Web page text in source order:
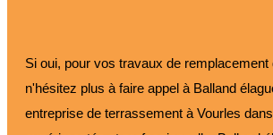
Si oui, pour vos travaux de remplacement
n'hésitez plus à faire appel à Balland
entreprise de terrassement à Vourles